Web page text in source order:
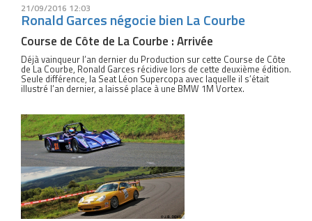
21/09/2016 12:03
Ronald Garces négocie bien La Courbe
Course de Côte de La Courbe : Arrivée
Déjà vainqueur l’an dernier du Production sur cette Course de Côte
de La Courbe, Ronald Garces récidive lors de cette deuxième édition.
Seule différence, la Seat Léon Supercopa avec laquelle il s’était
illustré l’an dernier, a laissé place à une BMW 1M Vortex.